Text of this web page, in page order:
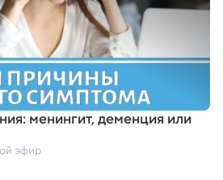
менингит,деменция или
эфир